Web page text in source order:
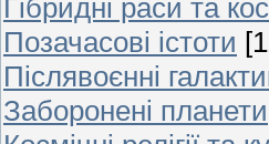
Гібридні раси та
Позачасові істоти
Післявоєнні
Заборонені планети